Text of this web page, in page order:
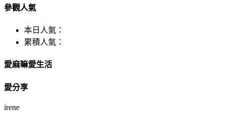
參觀人氣
本日人氣：
累積人氣：
愛麻嘛愛生活
愛分享
irene